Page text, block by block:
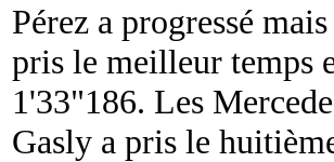
Pérez a progressé
pris le meilleur temps
1'33"186. Les
Gasly a pris le